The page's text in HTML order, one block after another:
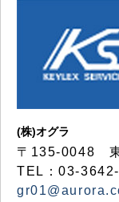
(株)オグラ
〒135-0048
TEL：03-